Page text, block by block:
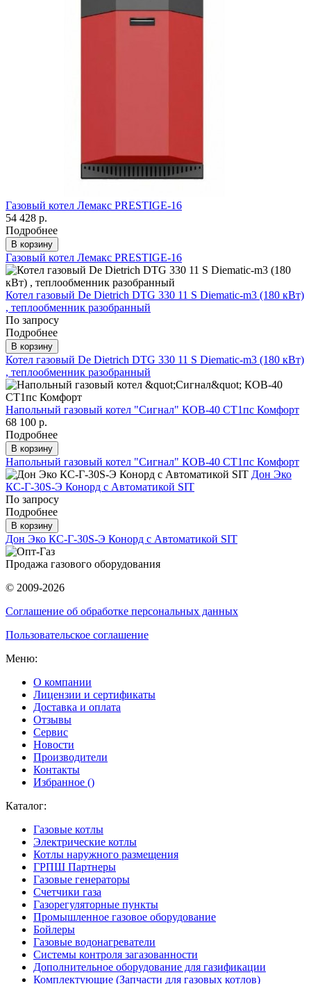
Газовый котел Лемакс PRESTIGE-16
54 428 р.
Подробнее
В корзину
Газовый котел Лемакс PRESTIGE-16
Котел газовый De Dietrich DTG 330 11 S Diematic-m3 (180 кВт)
, теплообменник разобранный
По запросу
Подробнее
В корзину
Котел газовый De Dietrich DTG 330 11 S Diematic-m3 (180 кВт)
, теплообменник разобранный
Напольный газовый котел "Сигнал" КОВ-40 СТ1пс Комфорт
68 100 р.
Подробнее
В корзину
Напольный газовый котел "Сигнал" КОВ-40 СТ1пс Комфорт
Дон Эко
КС-Г-30S-Э Конорд с Автоматикой SIT
По запросу
Подробнее
В корзину
Дон Эко КС-Г-30S-Э Конорд с Автоматикой SIT
Продажа газового оборудования
© 2009-2026
Соглашение об обработке персональных данных
Пользовательское соглашение
Меню:
О компании
Лицензии и сертификаты
Доставка и оплата
Отзывы
Сервис
Новости
Производители
Контакты
Избранное ()
Каталог:
Газовые котлы
Электрические котлы
Котлы наружного размещения
ГРПШ Партнеры
Газовые генераторы
Счетчики газа
Газорегуляторные пункты
Промышленное газовое оборудование
Бойлеры
Газовые водонагреватели
Системы контроля загазованности
Дополнительное оборудование для газификации
Комплектующие (Запчасти для газовых котлов)